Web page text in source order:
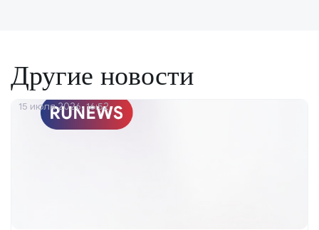
Другие новости
15 июля 2026, 16:52